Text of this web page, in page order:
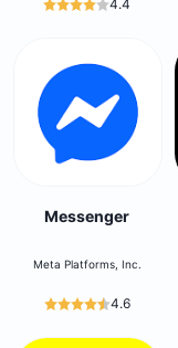
4.4
Messenger
Meta Platforms, Inc.
4.6